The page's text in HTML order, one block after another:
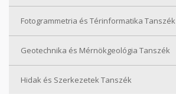
Fotogrammetria és Térinformatika Tanszék
Geotechnika és Mérnökgeológia Tanszék
Hidak és Szerkezetek Tanszék